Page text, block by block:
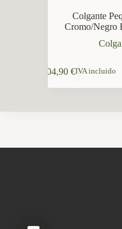
Colgante
Cromo/Negro
104,90€IVA incluido